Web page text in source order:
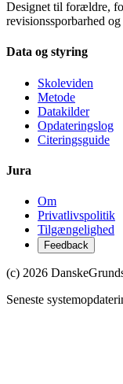
Designet til forældre,
revisionssporbarhed
Data og styring
Skoleviden
Metode
Datakilder
Opdateringslog
Citeringsguide
Jura
Om
Privatlivspolitik
Tilgængelighed
Feedback
(c) 2026
Seneste